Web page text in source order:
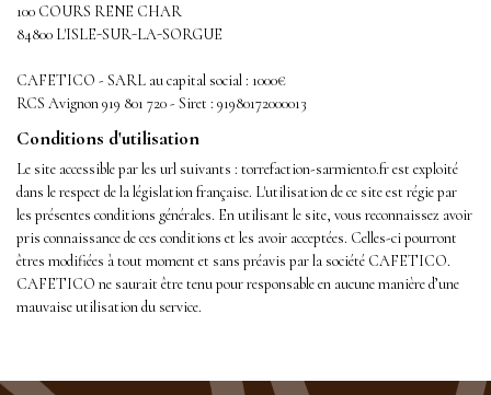
100 COURS RENE CHAR
84800 L'ISLE-SUR-LA-SORGUE
CAFETICO - SARL au capital social : 1000€
RCS Avignon 919 801 720 - Siret : 91980172000013
Conditions d'utilisation
Le site accessible par les url suivants : torrefaction-sarmiento.fr est exploité
dans le respect de la législation française. L'utilisation de ce site est régie par
les présentes conditions générales. En utilisant le site, vous reconnaissez avoir
pris connaissance de ces conditions et les avoir acceptées. Celles-ci pourront
êtres modifiées à tout moment et sans préavis par la société CAFETICO.
CAFETICO ne saurait être tenu pour responsable en aucune manière d’une
mauvaise utilisation du service.